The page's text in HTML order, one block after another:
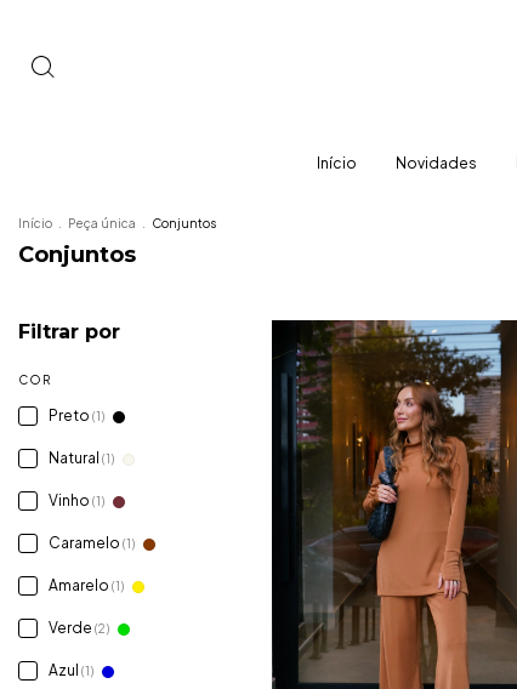
Início Novidades
Início Peça única Conjuntos
Conjuntos
Filtrar por
COR
Preto (1)
Natural (1)
Vinho (1)
Caramelo (1)
Amarelo (1)
Verde (2)
Azul (1)